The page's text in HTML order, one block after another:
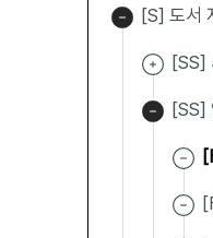
[S] 도서
[SS]
[SS]